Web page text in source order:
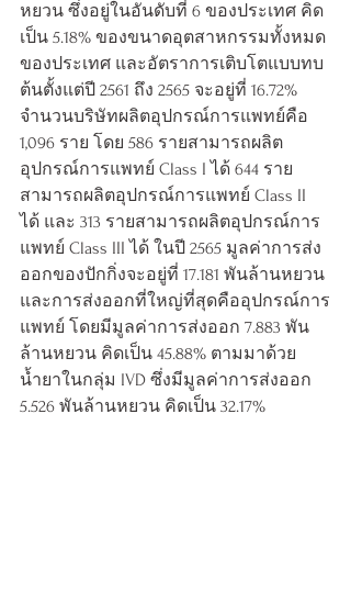
หยวน ซึ่งอยู่ในอันดับที่ 6 ของประเทศ คิด
เป็น 5.18% ของขนาดอุตสาหกรรมทั้งหมด
ของประเทศ และอัตราการเติบโตแบบทบ
ต้นตั้งแต่ปี 2561 ถึง 2565 จะอยู่ที่ 16.72%
จำนวนบริษัทผลิตอุปกรณ์การแพทย์คือ
1,096 ราย โดย 586 รายสามารถผลิต
อุปกรณ์การแพทย์ Class I ได้ 644 ราย
สามารถผลิตอุปกรณ์การแพทย์ Class II
ได้ และ 313 รายสามารถผลิตอุปกรณ์การ
แพทย์ Class III ได้ ในปี 2565 มูลค่าการส่ง
ออกของปักกิ่งจะอยู่ที่ 17.181 พันล้านหยวน
และการส่งออกที่ใหญ่ที่สุดคืออุปกรณ์การ
แพทย์ โดยมีมูลค่าการส่งออก 7.883 พัน
ล้านหยวน คิดเป็น 45.88% ตามมาด้วย
น้ำยาในกลุ่ม IVD ซึ่งมีมูลค่าการส่งออก
5.526 พันล้านหยวน คิดเป็น 32.17%